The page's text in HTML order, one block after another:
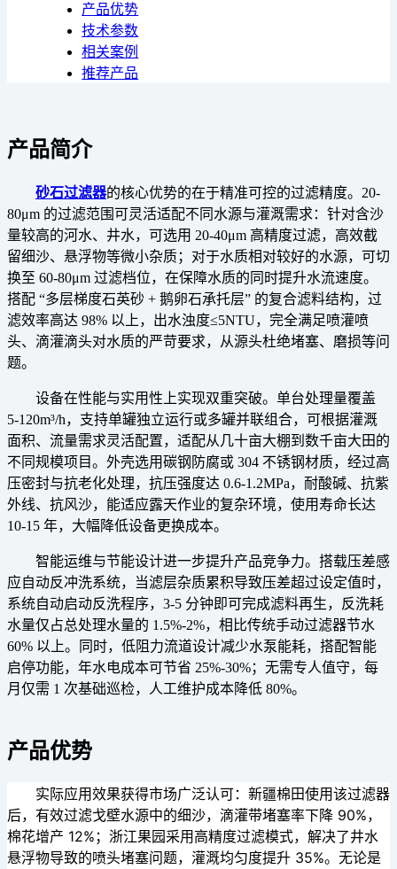
产品优势
技术参数
相关案例
推荐产品
产品简介
砂石过滤器的核心优势的在于精准可控的过滤精度。20-
80μm 的过滤范围可灵活适配不同水源与灌溉需求：针对含沙
量较高的河水、井水，可选用 20-40μm 高精度过滤，高效截
留细沙、悬浮物等微小杂质；对于水质相对较好的水源，可切
换至 60-80μm 过滤档位，在保障水质的同时提升水流速度。
搭配 “多层梯度石英砂 + 鹅卵石承托层” 的复合滤料结构，过
滤效率高达 98% 以上，出水浊度≤5NTU，完全满足喷灌喷
头、滴灌滴头对水质的严苛要求，从源头杜绝堵塞、磨损等问
题。
设备在性能与实用性上实现双重突破。单台处理量覆盖
5-120m³/h，支持单罐独立运行或多罐并联组合，可根据灌溉
面积、流量需求灵活配置，适配从几十亩大棚到数千亩大田的
不同规模项目。外壳选用碳钢防腐或 304 不锈钢材质，经过高
压密封与抗老化处理，抗压强度达 0.6-1.2MPa，耐酸碱、抗紫
外线、抗风沙，能适应露天作业的复杂环境，使用寿命长达
10-15 年，大幅降低设备更换成本。
智能运维与节能设计进一步提升产品竞争力。搭载压差感
应自动反冲洗系统，当滤层杂质累积导致压差超过设定值时，
系统自动启动反洗程序，3-5 分钟即可完成滤料再生，反洗耗
水量仅占总处理水量的 1.5%-2%，相比传统手动过滤器节水
60% 以上。同时，低阻力流道设计减少水泵能耗，搭配智能
启停功能，年水电成本可节省 25%-30%；无需专人值守，每
月仅需 1 次基础巡检，人工维护成本降低 80%。
产品优势
实际应用效果获得市场广泛认可：新疆棉田使用该过滤器
后，有效过滤戈壁水源中的细沙，滴灌带堵塞率下降 90%，
棉花增产 12%；浙江果园采用高精度过滤模式，解决了井水
悬浮物导致的喷头堵塞问题，灌溉均匀度提升 35%。无论是